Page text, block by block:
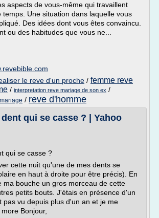
aspects de vous-même qui travaillent
temps. Une situation dans laquelle vous
Des idées dont vous êtes convaincu.
ou des habitudes que vous ne...
le reve d'un proche / femme reve
/ interpretation reve mariage de son ex /
/ reve d'homme
qui se casse ? | Yahoo
qui se casse ?
cette nuit qu'une de mes dents se
en haut à droite pour être précis). En
ma bouche un gros morceau de cette
petits bouts. J'étais en présence d'un
pas vu depuis plus d'un an et je me
Bonjour,